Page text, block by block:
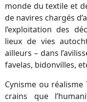
monde du textile et
de navires chargés
l’exploitation des
lieux de vies
ailleurs – dans
favelas, bidonvilles,
Cynisme ou réalisme
crains que